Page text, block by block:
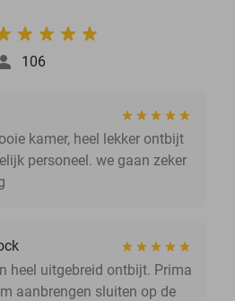
106
kamer, heel lekker ontbijt
personeel. we gaan zeker
heel uitgebreid ontbijt. Prima
aanbrengen sluiten op de